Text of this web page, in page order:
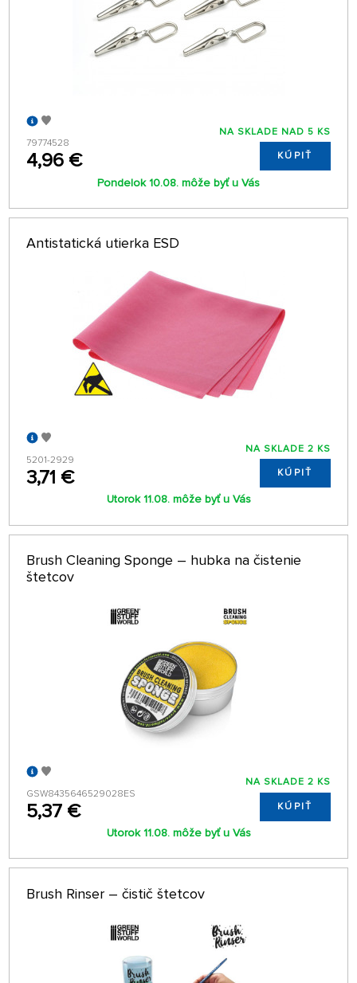
79774528
4,96 €
NA SKLADE NAD 5 KS
KÚPIŤ
Pondelok 10.08. môže byť u Vás
Antistatická utierka ESD
5201-2929
3,71 €
NA SKLADE 2 KS
KÚPIŤ
Utorok 11.08. môže byť u Vás
Brush Cleaning Sponge – hubka na čistenie
štetcov
GSW8435646529028ES
5,37 €
NA SKLADE 2 KS
KÚPIŤ
Utorok 11.08. môže byť u Vás
Brush Rinser – čistič štetcov